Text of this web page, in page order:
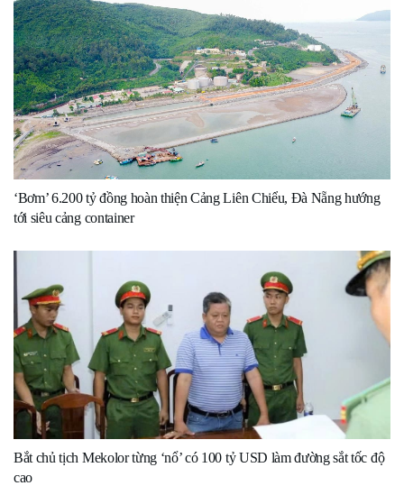
‘Bơm’ 6.200 tỷ đồng hoàn thiện Cảng Liên Chiểu, Đà Nẵng hướng
tới siêu cảng container
Bắt chủ tịch Mekolor từng ‘nổ’ có 100 tỷ USD làm đường sắt tốc độ
cao